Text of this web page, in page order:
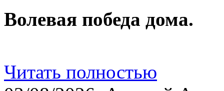
Волевая победа дома.
Читать полностью